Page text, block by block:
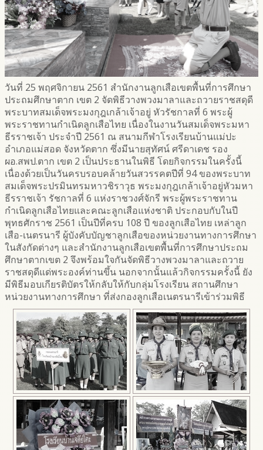
วันที่ 25 พฤศจิกายน 2561 สำนักงานลูกเสือเขตพื้นที่การศึกษา
ประถมศึกษาตาก เขต 2 จัดพิธีวางพวงมาลาและถวายราชสดุดี
พระบาทสมเด็จพระมงกุฎเกล้าเจ้าอยู่ หัวรัชกาลที่ 6 พระผู้
พระราชทานกำเนิดลูกเสือไทย เนื่องในงานวันสมเด็จพระมหา
ธีรราชเจ้า ประจำปี 2561 ณ สนามกีฬาโรงเรียนบ้านแม่ปะ
อำเภอแม่สอด จังหวัดตาก ซึ่งมีนายสุทัศน์ ศรีดาเดช รอง
ผอ.สพป.ตาก เขต 2 เป็นประธานในพิธี โดยกิจกรรมในครั้งนี้
เนื่องด้วยเป็นวันครบรอบคล้ายวันสวรรคตปีที่ 94 ของพระบาท
สมเด็จพระปรมินทรมหาวชิราวุธ พระมงกุฎเกล้าเจ้าอยู่หัวมหา
ธีรราชเจ้า รัชกาลที่ 6 แห่งราชวงศ์จักรี พระผู้พระราชทาน
กำเนิดลูกเสือไทยและคณะลูกเสือแห่งชาติ ประกอบกับในปี
พุทธศักราช 2561 เป็นปีที่ครบ 108 ปี ของลูกเสือไทย เหล่าลูก
เสือ-เนตรนารี ผู้บังคับบัญชาลูกเสือของหน่วยงานทางการศึกษา
ในสังกัดต่างๆ และสำนักงานลูกเสือเขตพื้นที่การศึกษาประถม
ศึกษาตากเขต 2 จึงพร้อมใจกันจัดพิธีวางพวงมาลาและถวาย
ราชสดุดีแด่พระองค์ท่านขึ้น นอกจากนั้นแล้วกิจกรรมครั้งนี้ ยัง
มีพิธีมอบเกียรติบัตรให้กลับให้กับกลุ่มโรงเรียน สถานศึกษา
หน่วยงานทางการศึกษา ที่ส่งกองลูกเสือเนตรนารีเข้าร่วมพิธี